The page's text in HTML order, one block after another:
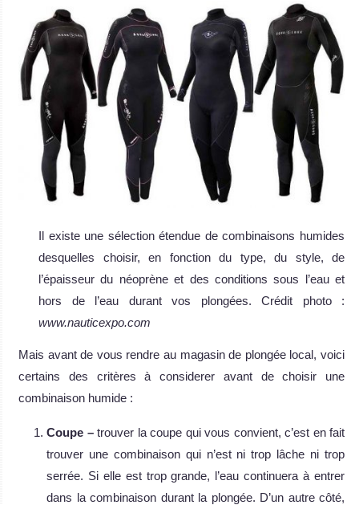
Il existe une sélection étendue de combinaisons humides
desquelles choisir, en fonction du type, du style, de
l’épaisseur du néoprène et des conditions sous l’eau et
hors de l’eau durant vos plongées. Crédit photo :
www.nauticexpo.com
Mais avant de vous rendre au magasin de plongée local, voici
certains des critères à considerer avant de choisir une
combinaison humide :
Coupe – trouver la coupe qui vous convient, c’est en fait
trouver une combinaison qui n’est ni trop lâche ni trop
serrée. Si elle est trop grande, l’eau continuera à entrer
dans la combinaison durant la plongée. D’un autre côté,